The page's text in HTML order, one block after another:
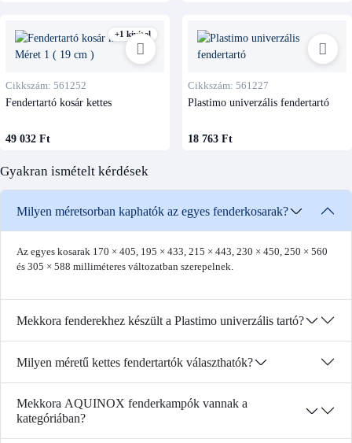
+1 kivitel
Cikkszám: 561252
Fendertartó kosár kettes
49 032 Ft
Cikkszám: 561227
Plastimo univerzális fendertartó
18 763 Ft
Gyakran ismételt kérdések
Milyen méretsorban kaphatók az egyes fenderkosarak?
Az egyes kosarak 170 × 405, 195 × 433, 215 × 443, 230 × 450, 250 × 560
és 305 × 588 milliméteres változatban szerepelnek.
Mekkora fenderekhez készült a Plastimo univerzális tartó?
Milyen méretű kettes fendertartók választhatók?
Mekkora AQUINOX fenderkampók vannak a
kategóriában?